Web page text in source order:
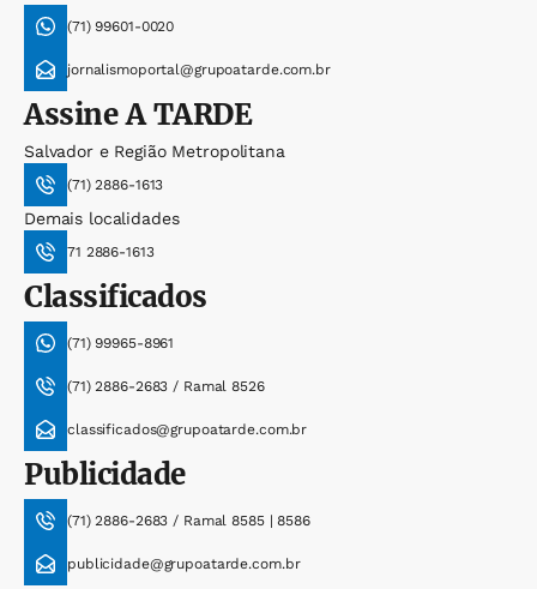
(71) 99601-0020
jornalismoportal@grupoatarde.com.br
AssineA TARDE
Salvador e Região Metropolitana
(71) 2886-1613
Demais localidades
71 2886-1613
Classificados
(71) 99965-8961
(71) 2886-2683 / Ramal 8526
classificados@grupoatarde.com.br
Publicidade
(71) 2886-2683 / Ramal 8585 | 8586
publicidade@grupoatarde.com.br